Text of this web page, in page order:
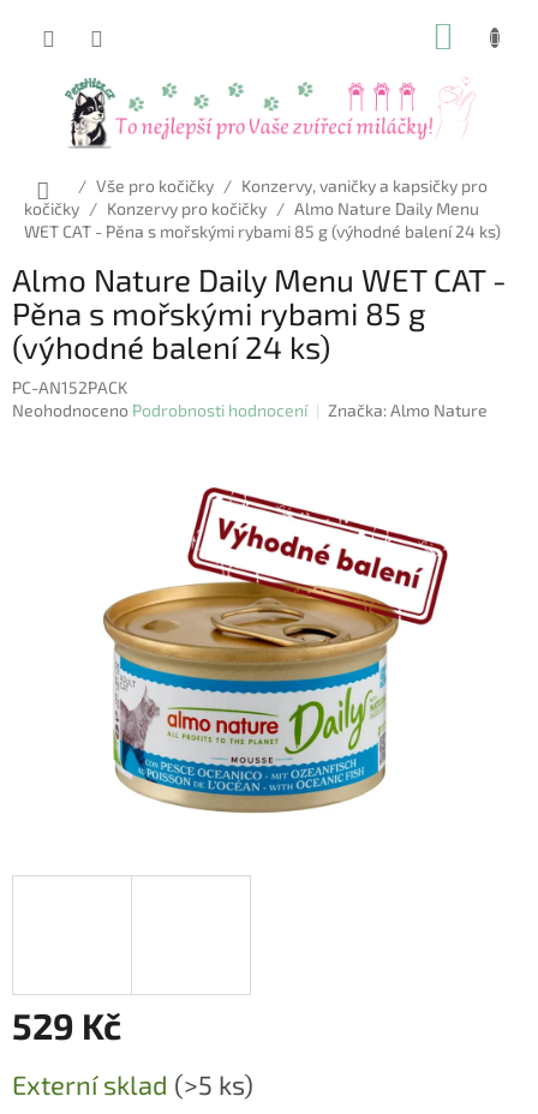
Domů
/ Vše pro kočičky / Konzervy, vaničky a kapsičky pro
kočičky / Konzervy pro kočičky / Almo Nature Daily Menu
WET CAT - Pěna s mořskými rybami 85 g (výhodné balení 24 ks)
Almo Nature Daily Menu WET CAT -
Pěna s mořskými rybami 85 g
(výhodné balení 24 ks)
PC-AN152PACK
Průměrné
Neohodnoceno Podrobnosti hodnocení Značka:Almo Nature
529 Kč
cena:
Externí sklad (>5 ks)